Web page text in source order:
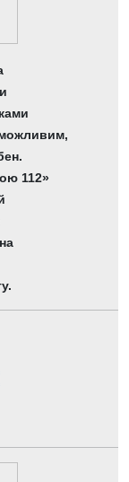
112»